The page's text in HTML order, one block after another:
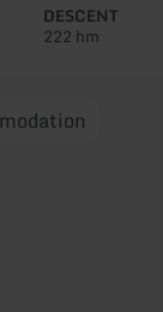
DESCENT
222 hm